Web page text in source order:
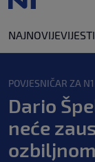
NAJNOVIJEVIJESTI
POVJESNIČAR ZA N1
Dario
neće